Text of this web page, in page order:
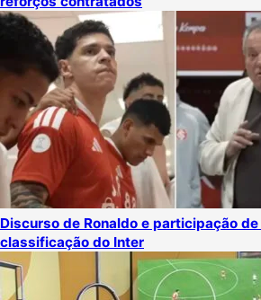
Discurso de Ronaldo e participação
classificação do Inter